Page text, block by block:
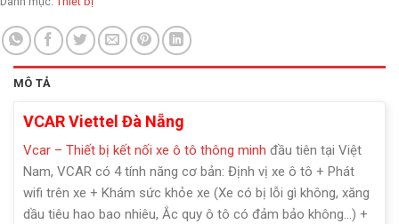
MÔ TẢ
VCAR Viettel Đà Nẵng
Vcar – Thiết bị kết nối xe ô tô thông minh đầu tiên tại Việt
Nam, VCAR có 4 tính năng cơ bản: Định vị xe ô tô + Phát
wifi trên xe + Khám sức khỏe xe (Xe có bị lỗi gì không, xăng
dầu tiêu hao bao nhiêu, Ắc quy ô tô có đảm bảo không…) +